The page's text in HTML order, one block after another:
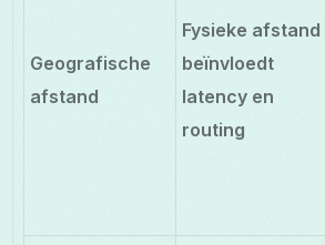
Geografische
afstand
Fysieke afstand
beïnvloedt
latency en
routing